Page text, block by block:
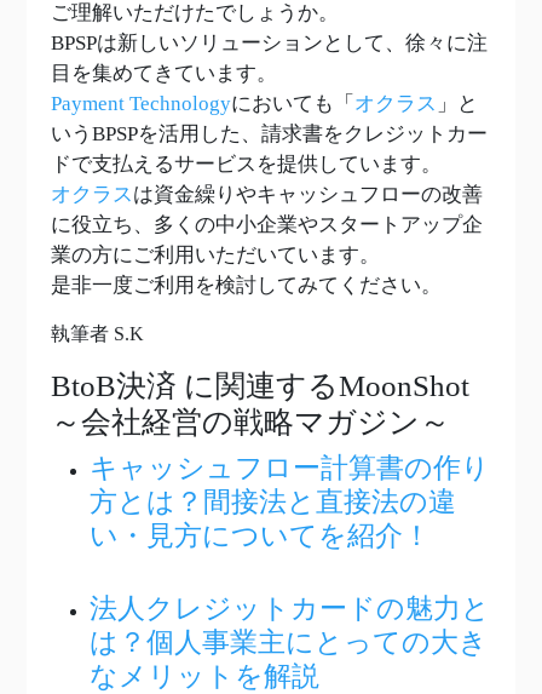
ご理解いただけたでしょうか。
BPSPは新しいソリューションとして、徐々に注
目を集めてきています。
Payment Technologyにおいても「 オクラス 」と
いうBPSPを活用した、請求書をクレジットカー
ドで支払えるサービスを提供しています。
オクラスは資金繰りやキャッシュフローの改善
に役立ち、多くの中小企業やスタートアップ企
業の方にご利用いただいています。
是非一度ご利用を検討してみてください。
執筆者 S.K
BtoB決済 に関連するMoonShot
～会社経営の戦略マガジン～
キャッシュフロー計算書の作り
方とは？間接法と直接法の違
い・見方についてを紹介！
法人クレジットカードの魅力と
は？個人事業主にとっての大き
なメリットを解説